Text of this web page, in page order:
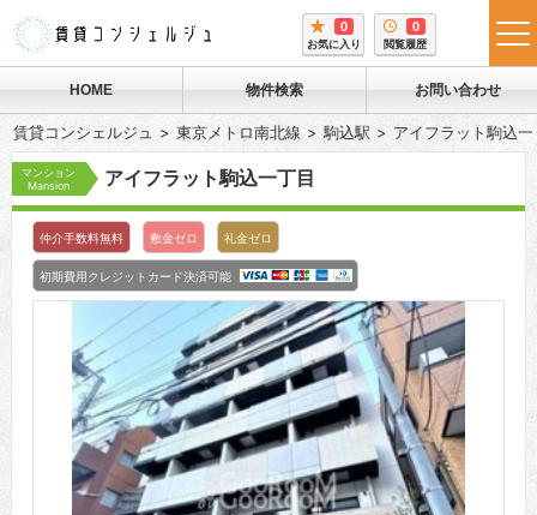
0
お気に入り
0
閲覧履歴
HOME 物件検索 お問い合わせ
賃貸コンシェルジュ 東京メトロ南北線 駒込駅 アイフラット駒込一
マンション
Mansion
アイフラット駒込一丁目
仲介手数料無料 敷金ゼロ 礼金ゼロ
初期費用クレジットカード決済可能